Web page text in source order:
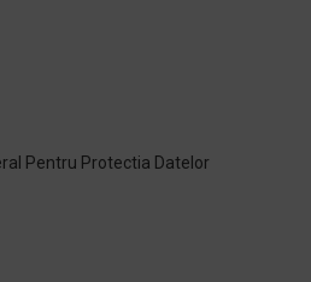
Pentru Protectia Datelor